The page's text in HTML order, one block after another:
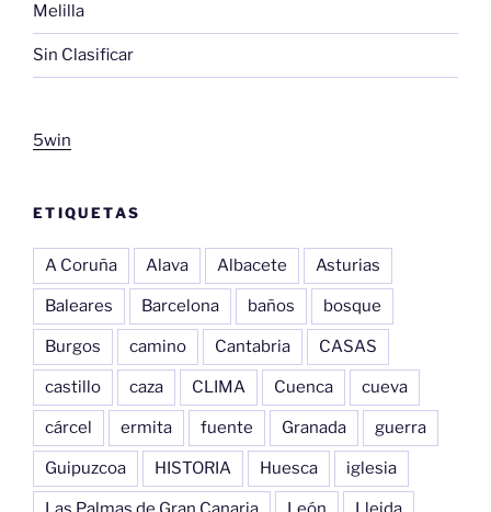
Melilla
Sin Clasificar
5win
ETIQUETAS
A Coruña Alava Albacete Asturias
Baleares Barcelona baños bosque
Burgos camino Cantabria CASAS
castillo caza CLIMA Cuenca cueva
cárcel ermita fuente Granada guerra
Guipuzcoa HISTORIA Huesca iglesia